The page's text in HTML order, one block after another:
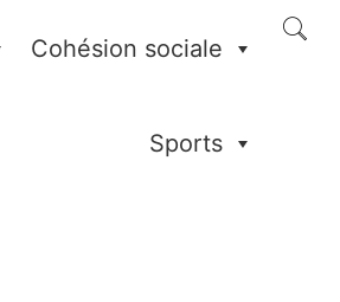
Cohésion sociale
Sports